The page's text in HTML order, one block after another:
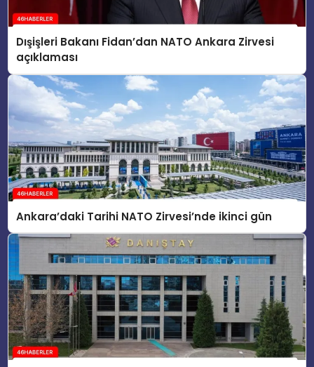
Dışişleri Bakanı Fidan’dan NATO Ankara Zirvesi
açıklaması
Ankara’daki Tarihi NATO Zirvesi’nde ikinci gün